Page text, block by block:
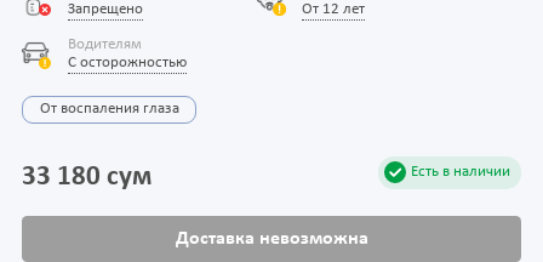
Запрещено
От 12 лет
Водителям
С осторожностью
От воспаления глаза
Есть в наличии
33 180 сум
Доставка невозможна